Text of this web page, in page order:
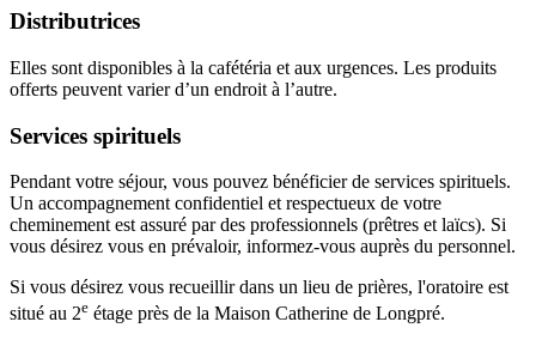
Distributrices
Elles sont disponibles à la cafétéria et aux urgences. Les produits
offerts peuvent varier d’un endroit à l’autre.
Services spirituels
Pendant votre séjour, vous pouvez bénéficier de services spirituels.
Un accompagnement confidentiel et respectueux de votre
cheminement est assuré par des professionnels (prêtres et laïcs). Si
vous désirez vous en prévaloir, informez-vous auprès du personnel.
Si vous désirez vous recueillir dans un lieu de prières, l'oratoire est
situé au 2e étage près de la Maison Catherine de Longpré.